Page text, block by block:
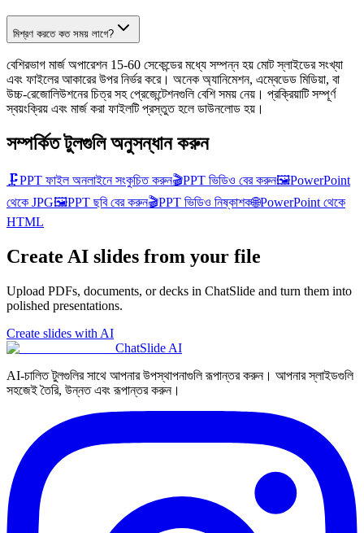
মিশ্রণ করতে কত সময় লাগে?
বেশিরভাগ মার্জ অপারেশন 15-60 সেকেন্ডের মধ্যে সম্পন্ন হয় মোট স্লাইডের সংখ্যা
এবং ফাইলের আকারের উপর নির্ভর করে। অনেক অ্যানিমেশন, এম্বেডেড মিডিয়া, বা
উচ্চ-রেজোলিউশনের চিত্র সহ প্রেজেন্টেশনগুলি বেশি সময় নেয়। প্রক্রিয়াটি সম্পূর্ণ
স্বয়ংক্রিয় এবং মার্জ করা ফাইলটি প্রস্তুত হলে ডাউনলোড হয়।
সম্পর্কিত টুলগুলি অনুসন্ধান করুন
🗜️PPT ফাইল অনলাইনে সংকুচিত করুন🎬PPT ভিডিও বের করুন🖼️PowerPoint
থেকে JPG🖼️PPT ছবি বের করুন🎬PPT ভিডিও নিষ্কাশক🌐PowerPoint থেকে
HTML
Create AI slides from your file
Upload PDFs, documents, or decks in ChatSlide and turn them into
polished presentations.
Create slides with AI
ChatSlide AI
AI-চালিত টুলগুলির সাথে আপনার উপস্থাপনাগুলি রূপান্তর করুন। আপনার স্লাইডগুলি
সহজেই তৈরি, উন্নত এবং রূপান্তর করুন।